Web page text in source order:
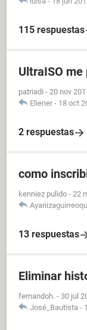
115 respuestas
UltraISO
patriadi - 20 nov
Eliener - 18 oct
2 respuestas
como
kenniez pulido - 22
13 respuestas
Eliminar
fernandoh. - 30 jul
José_Bautista -